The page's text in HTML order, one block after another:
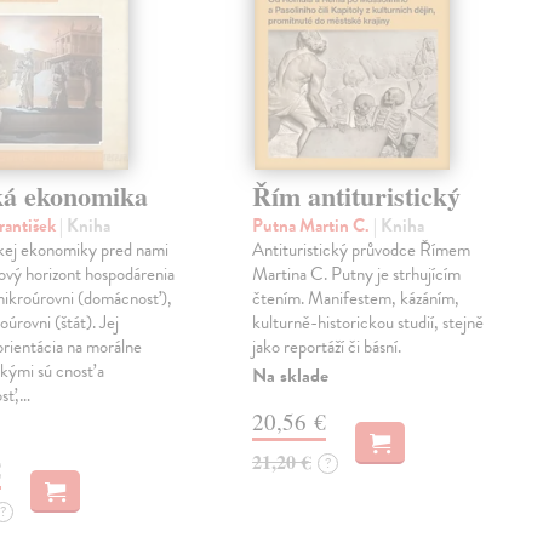
ekonomika
| Kniha
ekonomiky pred nami
horizont hospodárenia
(domácnosť),
(štát). Jej
na morálne
sú cnosť a
?
Řím antituristický
Putna Martin C. | Kniha
Antituristický průvodce Římem
Martina C. Putny je strhujícím
čtením. Manifestem, kázáním,
kulturně-historickou studií, stejně
jako reportáží či básní.
Na sklade
20,56 €
21,20 € ?